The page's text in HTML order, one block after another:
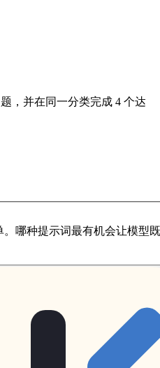
，并在同一分类完成 4 个达
哪种提示词最有机会让模型